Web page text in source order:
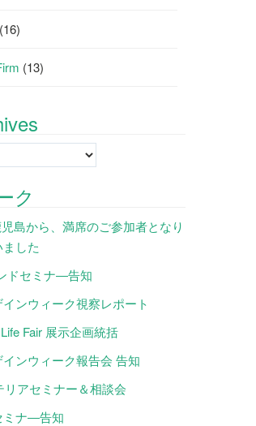
(13)
ク
島から、満席のご参加者となり
した
ドセミナ―告知
ンウィーク視察レポート
Fair 展示企画統括
ンウィーク報告会 告知
リアセミナー＆相談会
ミナ―告知